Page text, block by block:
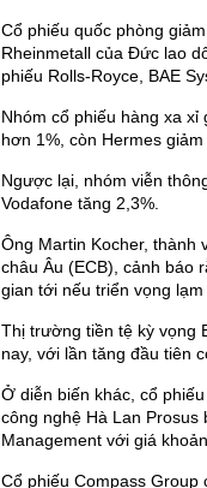
Cổ phiếu quốc phòng
Rheinmetall của Đức lao
phiếu Rolls-Royce, BAE
Nhóm cổ phiếu hàng xa xỉ
hơn 1%, còn Hermes giảm
Ngược lại, nhóm viễn
Vodafone tăng 2,3%.
Ông Martin Kocher, thành
châu Âu (ECB), cảnh báo
gian tới nếu triển vọng
Thị trường tiền tệ kỳ vọng
nay, với lần tăng đầu tiên
Ở diễn biến khác, cổ
công nghệ Hà Lan Prosus
Management với giá
Cổ phiếu Compass Group